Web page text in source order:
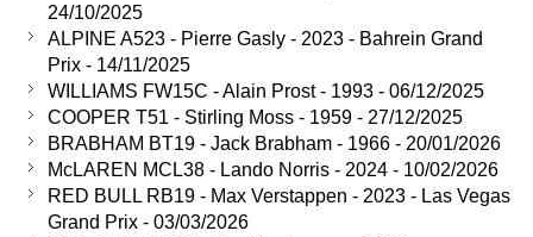
24/10/2025
ALPINE A523 - Pierre Gasly - 2023 - Bahrein Grand
Prix - 14/11/2025
WILLIAMS FW15C - Alain Prost - 1993 - 06/12/2025
COOPER T51 - Stirling Moss - 1959 - 27/12/2025
BRABHAM BT19 - Jack Brabham - 1966 - 20/01/2026
McLAREN MCL38 - Lando Norris - 2024 - 10/02/2026
RED BULL RB19 - Max Verstappen - 2023 - Las Vegas
Grand Prix - 03/03/2026